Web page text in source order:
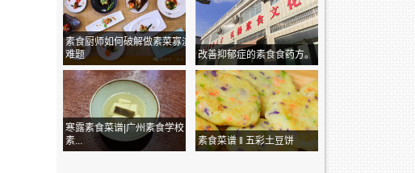
素食厨师如何破解做素菜寡淡
难题
改善抑郁症的素食食药方。
寒露素食菜谱|广州素食学校
素...
素食菜谱 ‖ 五彩土豆饼